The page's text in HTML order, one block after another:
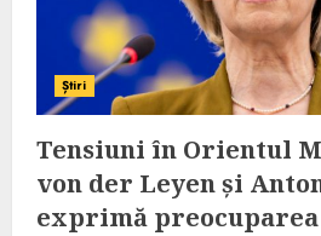
Știri
Tensiuni în Orientul
von der Leyen și
exprimă preocuparea